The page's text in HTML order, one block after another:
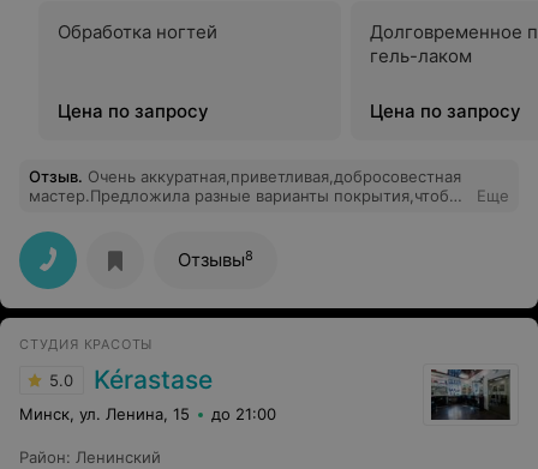
Обработка ногтей
Цена по запросу
Долговременное
гель-лаком
Цена по запросу
Отзыв. Очень аккуратная,приветливая,добросовестная
мастер.Предложила разные варианты покрытия,чтобы
хорошее впечатление осталось от салона и работы
мастера.Огромное ей спасибо и удачи в работе.На
коррекцию опять приду к ней.
Еще
Отзывы8
СТУДИЯ КРАСОТЫ
5.0 Kérastase
Минск, ул. Ленина, 15 до 21:00
Район: Ленинский